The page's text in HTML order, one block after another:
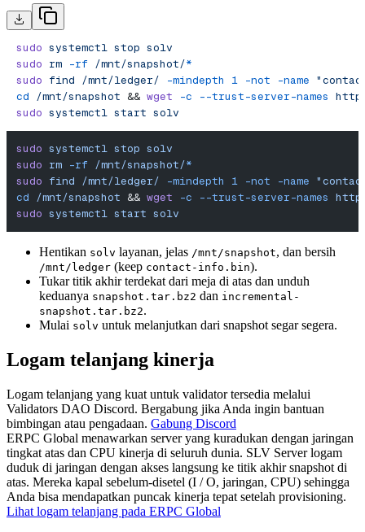
sudo systemctl stop solv
sudo rm -rf /mnt/snapshot/*
sudo find /mnt/ledger/ -mindepth 1 -not -name
cd /mnt/snapshot && wget -c --trust-server-names
sudo systemctl start solv
sudo systemctl stop solv
sudo rm -rf /mnt/snapshot/*
sudo find /mnt/ledger/ -mindepth 1 -not -name
cd /mnt/snapshot && wget -c --trust-server-names
sudo systemctl start solv
Hentikan solv layanan, jelas /mnt/snapshot, dan bersih
/mnt/ledger (keep contact-info.bin).
Tukar titik akhir terdekat dari meja di atas dan unduh
keduanya snapshot.tar.bz2 dan incremental-
snapshot.tar.bz2.
Mulai solv untuk melanjutkan dari snapshot segar segera.
Logam telanjang kinerja
Logam telanjang yang kuat untuk validator tersedia melalui
Validators DAO Discord. Bergabung jika Anda ingin bantuan
bimbingan atau pengadaan. Gabung Discord
ERPC Global menawarkan server yang kuradukan dengan jaringan
tingkat atas dan CPU kinerja di seluruh dunia. SLV Server logam
duduk di jaringan dengan akses langsung ke titik akhir snapshot di
atas. Mereka kapal sebelum-disetel (I / O, jaringan, CPU) sehingga
Anda bisa mendapatkan puncak kinerja tepat setelah provisioning.
Lihat logam telanjang pada ERPC Global